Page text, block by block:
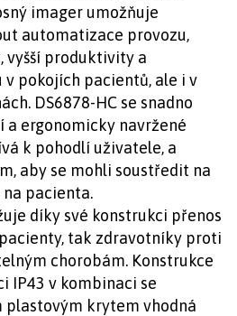
imager umožňuje
automatizace provozu,
vyšší produktivity a
pokojích pacientů, ale i v
DS6878-HC se snadno
ergonomicky navržené
k pohodlí uživatele, a
aby se mohli soustředit na
pacienta.
díky své konstrukci přenos
tak zdravotníky proti
chorobám. Konstrukce
IP43 v kombinaci se
plastovým krytem vhodná